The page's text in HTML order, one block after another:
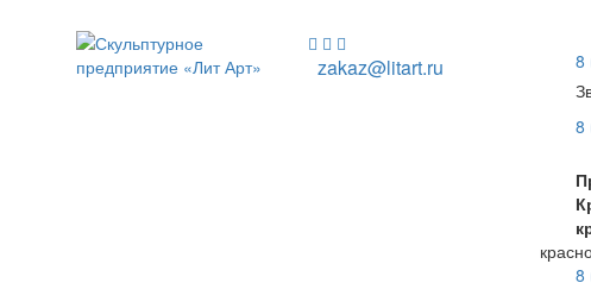
zakaz@litart.ru
8
8
8